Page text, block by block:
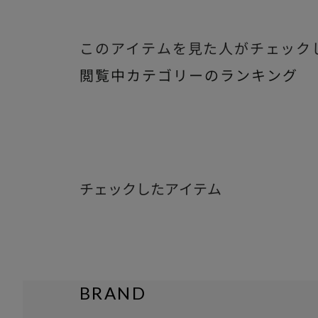
このアイテムを見た人がチェック
閲覧中カテゴリーのランキング
チェックしたアイテム
BRAND